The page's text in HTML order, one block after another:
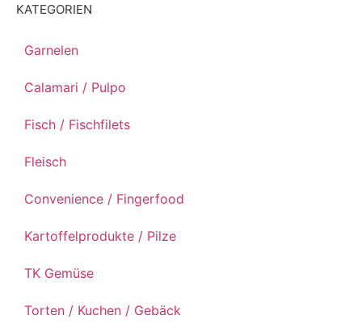
KATEGORIEN
Garnelen
Calamari / Pulpo
Fisch / Fischfilets
Fleisch
Convenience / Fingerfood
Kartoffelprodukte / Pilze
TK Gemüse
Torten / Kuchen / Gebäck